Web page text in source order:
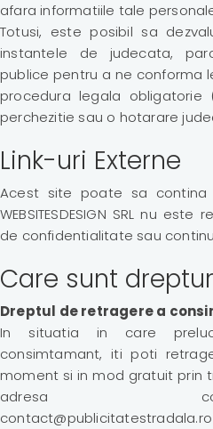
afara informatiile tale
Totusi, este posibil sa
instantele de judecata,
publice pentru a ne conforma
procedura legala
perchezitie sau o hotarare
Link-uri Externe
Acest site poate sa contina
WEBSITESDESIGN SRL nu
de confidentialitate sau
Care sunt
Dreptul de retragere a
In situatia in care
consimtamant, iti poti
moment si in mod gratuit prin
adresa